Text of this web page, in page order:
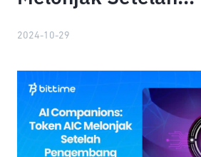
2024-10-29